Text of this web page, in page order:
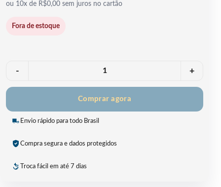
ou 10x de R$0,00 sem juros no cartão
Fora de estoque
- +
Comprar agora
Envio rápido para todo Brasil
Compra segura e dados protegidos
Troca fácil em até 7 dias